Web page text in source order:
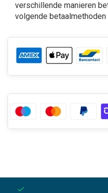
verschillende manieren
volgende betaalmethoden